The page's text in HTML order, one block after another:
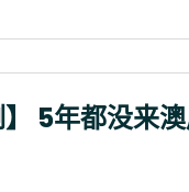
】 5年都没来